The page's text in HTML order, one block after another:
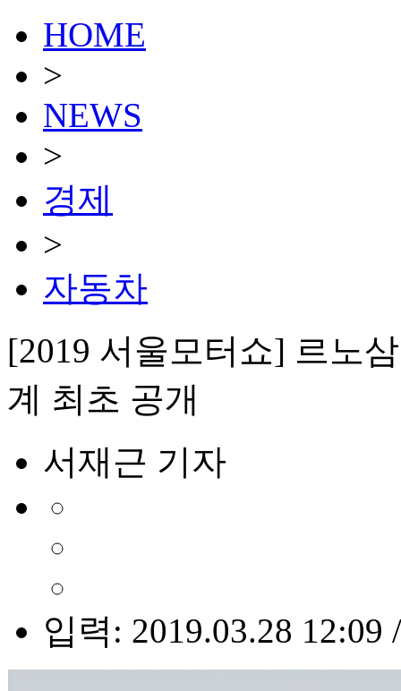
HOME
>
NEWS
>
경제
>
자동차
[2019 서울모터쇼] 르노
계 최초 공개
서재근 기자
입력: 2019.03.28 12:09